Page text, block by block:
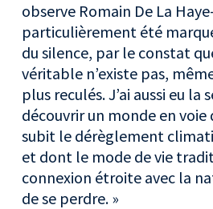
observe Romain De La
particulièrement été
du silence, par le constat
véritable n’existe pas,
plus reculés. J’ai aussi eu la
découvrir un monde en
subit le dérèglement
et dont le mode de vie
connexion étroite avec la
de se perdre. »